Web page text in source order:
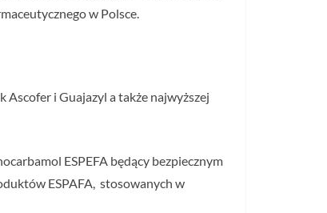
w Polsce.
i Guajazyl a także najwyższej
ESPEFA będący bezpiecznym
ESPAFA, stosowanych w